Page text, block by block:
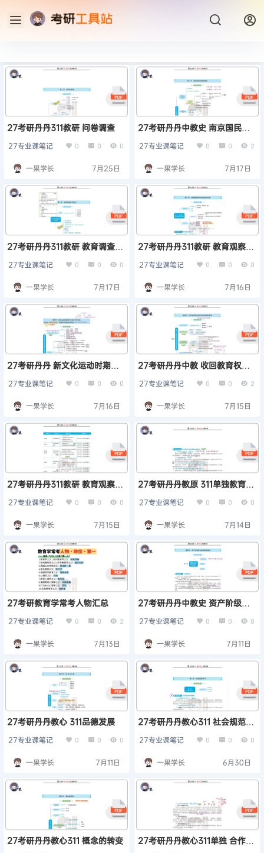
27考研丹丹311教研 问卷调查
27专业课笔记 0 0 0
一果学长 7月25日
27考研丹丹中教史 南京国民政
27专业课笔记 0 0 2
一果学长 7月17日
27考研丹丹311教研 教育调查研
27专业课笔记 0 0 0
一果学长 7月17日
27考研丹丹311教研 教育观察研
27专业课笔记 0 0 0
一果学长 7月16日
27考研丹丹 新文化运动时期教
27专业课笔记 0 0 0
一果学长 7月16日
27考研丹丹中教 收回教育权运
27专业课笔记 0 0 2
一果学长 7月15日
27考研丹丹311教研 教育观察研
27专业课笔记 0 0 0
一果学长 7月15日
27考研丹丹教原 311单独教育本
27专业课笔记 0 0 0
一果学长 7月14日
27考研教育学常考人物汇总
27专业课笔记 0 0 2
一果学长 7月13日
27考研丹丹中教史 资产阶级革
27专业课笔记 0 0 0
一果学长 7月11日
27考研丹丹教心 311品德发展
27专业课笔记 0 0 0
一果学长 7月11日
27考研丹丹教心311 社会规范学
27专业课笔记 0 0 0
一果学长 6月30日
27考研丹丹教心311 概念的转变
27考研丹丹教心311单独 合作学